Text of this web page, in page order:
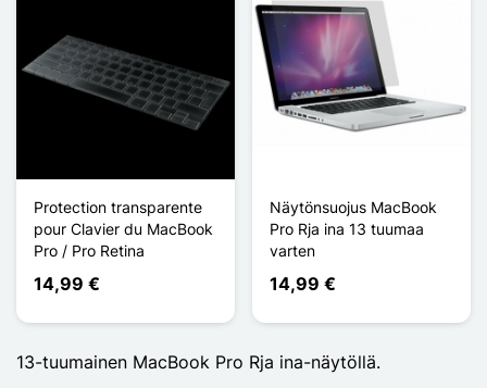
Protection transparente
pour Clavier du MacBook
Pro / Pro Retina
14,99 €
Näytönsuojus MacBook
Pro Rja ina 13 tuumaa
varten
14,99 €
13-tuumainen MacBook Pro Rja ina-näytöllä.